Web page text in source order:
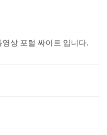
상 포털 싸이트 입니다.